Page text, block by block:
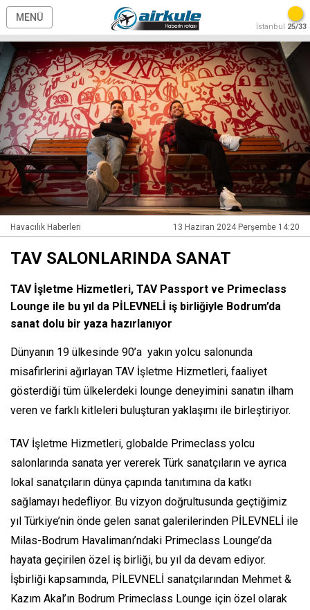
MENÜ
İstanbul 25/33
Havacılık Haberleri 13 Haziran 2024 Perşembe 14:20
TAV SALONLARINDA SANAT
TAV İşletme Hizmetleri, TAV Passport ve Primeclass
Lounge ile bu yıl da PİLEVNELİ iş birliğiyle Bodrum’da
sanat dolu bir yaza hazırlanıyor
Dünyanın 19 ülkesinde 90’a yakın yolcu salonunda
misafirlerini ağırlayan TAV İşletme Hizmetleri, faaliyet
gösterdiği tüm ülkelerdeki lounge deneyimini sanatın ilham
veren ve farklı kitleleri buluşturan yaklaşımı ile birleştiriyor.
TAV İşletme Hizmetleri, globalde Primeclass yolcu
salonlarında sanata yer vererek Türk sanatçıların ve ayrıca
lokal sanatçıların dünya çapında tanıtımına da katkı
sağlamayı hedefliyor. Bu vizyon doğrultusunda geçtiğimiz
yıl Türkiye’nin önde gelen sanat galerilerinden PİLEVNELİ ile
Milas-Bodrum Havalimanı’ndaki Primeclass Lounge’da
hayata geçirilen özel iş birliği, bu yıl da devam ediyor.
İşbirliği kapsamında, PİLEVNELİ sanatçılarından Mehmet &
Kazım Akal’ın Bodrum Primeclass Lounge için özel olarak